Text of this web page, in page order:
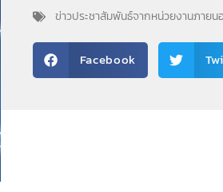
ข่าวประชาสัมพันธ์จากหน่วยงานภายน
Facebook